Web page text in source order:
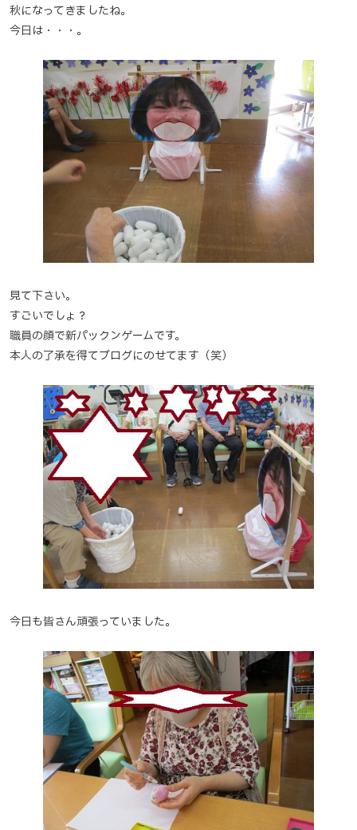
秋になってきましたね。
今日は・・・。
見て下さい。
すごいでしょ？
職員の顔で新パックンゲームです。
本人の了承を得てブログにのせてます（笑）
今日も皆さん頑張っていました。